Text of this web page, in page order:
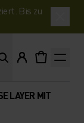
Bis zu
LAYER MIT